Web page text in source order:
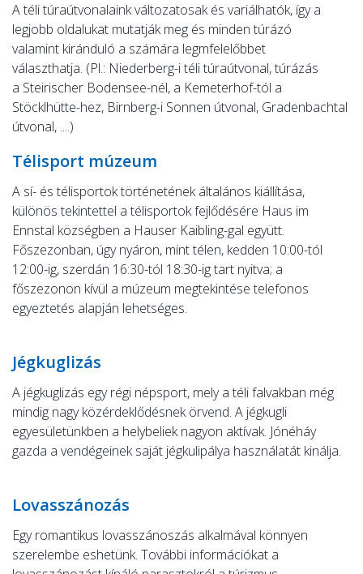
A téli túraútvonalaink változatosak és variálhatók, így a
legjobb oldalukat mutatják meg és minden túrázó
valamint kiránduló a számára legmfelelőbbet
választhatja. (Pl.: Niederberg-i téli túraútvonal, túrázás
a Steirischer Bodensee-nél, a Kemeterhof-tól a
Stöcklhütte-hez, Birnberg-i Sonnen útvonal, Gradenbachtal
útvonal, ....)
Télisport múzeum
A sí- és télisportok történetének általános kiállítása,
különös tekintettel a télisportok fejlődésére Haus im
Ennstal községben a Hauser Kaibling-gal együtt.
Főszezonban, úgy nyáron, mint télen, kedden 10:00-tól
12:00-ig, szerdán 16:30-tól 18:30-ig tart nyitva; a
főszezonon kívül a múzeum megtekintése telefonos
egyeztetés alapján lehetséges.
Jégkuglizás
A jégkuglizás egy régi népsport, mely a téli falvakban még
mindig nagy közérdeklődésnek örvend. A jégkugli
egyesületünkben a helybeliek nagyon aktívak. Jónéháy
gazda a vendégeinek saját jégkulipálya használatát kinálja.
Lovasszánozás
Egy romantikus lovasszánoszás alkalmával könnyen
szerelembe eshetünk. További információkat a